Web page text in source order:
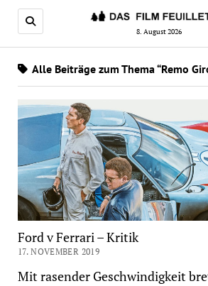
8. August 2026
Alle Beiträge zum Thema “Remo
Ford v Ferrari – Kritik
17. NOVEMBER 2019
Mit rasender Geschwindigkeit